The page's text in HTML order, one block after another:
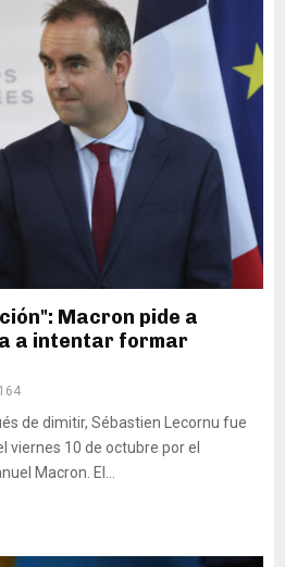
Macron pide a
a intentar formar
164
de dimitir, Sébastien Lecornu fue
viernes 10 de octubre por el
Macron. El...